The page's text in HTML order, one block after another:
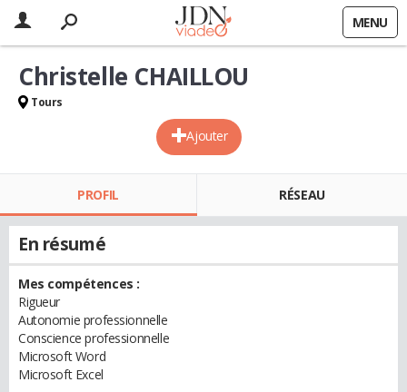
MENU
Ajouter
Christelle CHAILLOU
Tours
PROFIL RÉSEAU
En résumé
Mes compétences :
Rigueur
Autonomie professionnelle
Conscience professionnelle
Microsoft Word
Microsoft Excel